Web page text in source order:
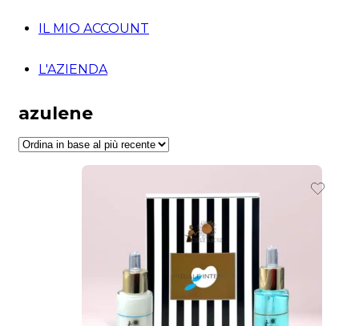
IL MIO ACCOUNT
L'AZIENDA
azulene